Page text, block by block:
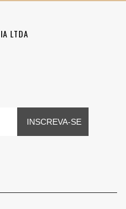
LTDA
INSCREVA-SE